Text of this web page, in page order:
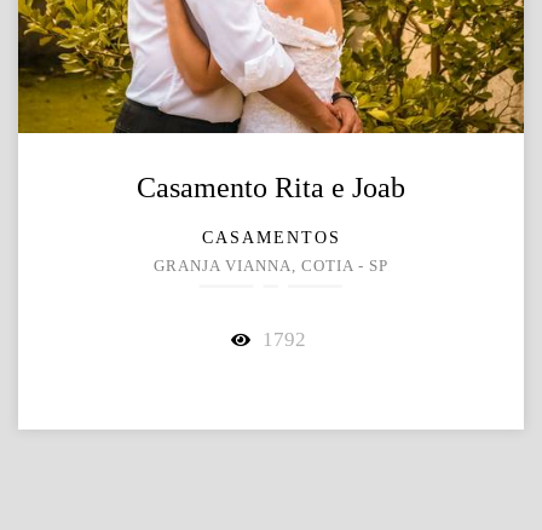
Casamento Rita e Joab
CASAMENTOS
GRANJA VIANNA, COTIA - SP
1792